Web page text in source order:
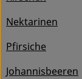
Nektarinen
Pfirsiche
Johannisbeeren